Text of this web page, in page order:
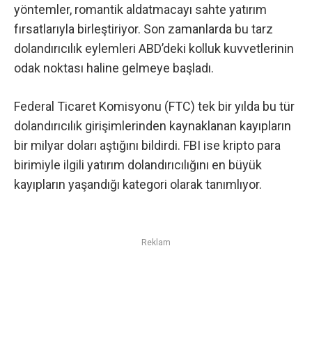
yöntemler, romantik aldatmacayı sahte yatırım
fırsatlarıyla birleştiriyor. Son zamanlarda bu tarz
dolandırıcılık eylemleri ABD’deki kolluk kuvvetlerinin
odak noktası haline gelmeye başladı.
Federal Ticaret Komisyonu (FTC) tek bir yılda bu tür
dolandırıcılık girişimlerinden kaynaklanan kayıpların
bir milyar doları aştığını bildirdi. FBI ise kripto para
birimiyle ilgili yatırım dolandırıcılığını en büyük
kayıpların yaşandığı kategori olarak tanımlıyor.
Reklam